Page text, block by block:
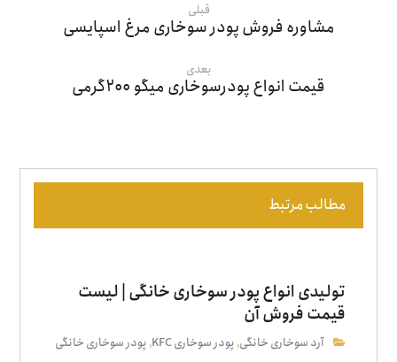
قبلی
مشاوره فروش پودر سوخاری مرغ اسپایسی
بعدی
قیمت انواع پودرسوخاری میگو ۲۰۰گرمی
مطالب مرتبط
تولیدی انواع پودر سوخاری خانگی | لیست
قیمت فروش آن
آرد سوخاری خانگی,پودر سوخاری KFC ,پودر سوخاری خانگی